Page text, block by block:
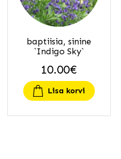
baptiisia, sinine
`Indigo Sky`
10.00€
Lisa korvi